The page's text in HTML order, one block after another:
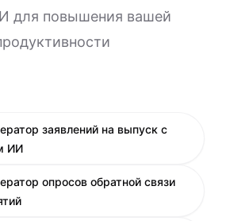
для повышения вашей
заявлений на выпуск с
ИИ
опросов обратной связи